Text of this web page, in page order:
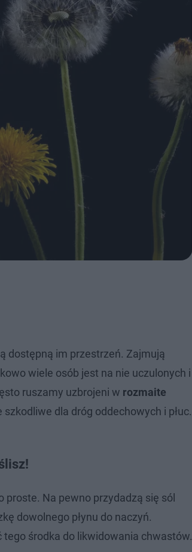
dostępną im przestrzeń. Zajmują
wiele osób jest na nie uczulonych i
ruszamy uzbrojeni w rozmaite
dla dróg oddechowych i płuc.
proste. Na pewno przydadzą się sól
dowolnego płynu do naczyń.
środka do likwidowania chwastów.